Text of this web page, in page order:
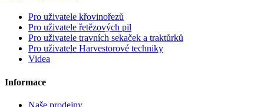
Pro uživatele křovinořezů
Pro uživatele řetězových pil
Pro uživatele travních sekaček a traktůrků
Pro uživatele Harvestorové techniky
Videa
Informace
Naše prodejny